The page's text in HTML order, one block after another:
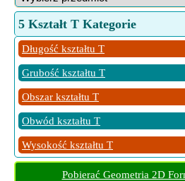
5 Kształt T Kategorie
Długość kształtu T
Grubość kształtu T
Obszar kształtu T
Obwód kształtu T
Wysokość kształtu T
Pobierać Geometria 2D